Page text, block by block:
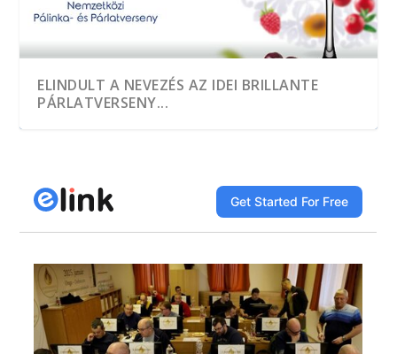
ELINDULT A NEVEZÉS AZ IDEI BRILLANTE
PÁRLATVERSENY...